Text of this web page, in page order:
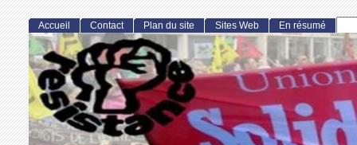
Accueil Contact Plan du site Sites Web En résumé